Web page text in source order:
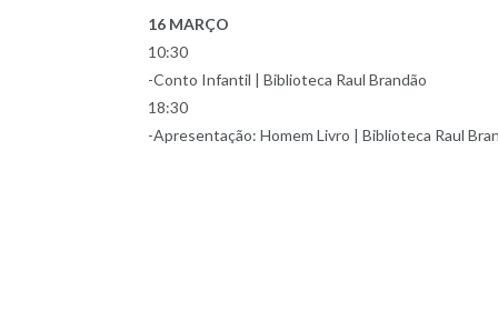
16 MARÇO
10:30
-Conto Infantil | Biblioteca Raul Brandão
18:30
-Apresentação: Homem Livro | Biblioteca Raul